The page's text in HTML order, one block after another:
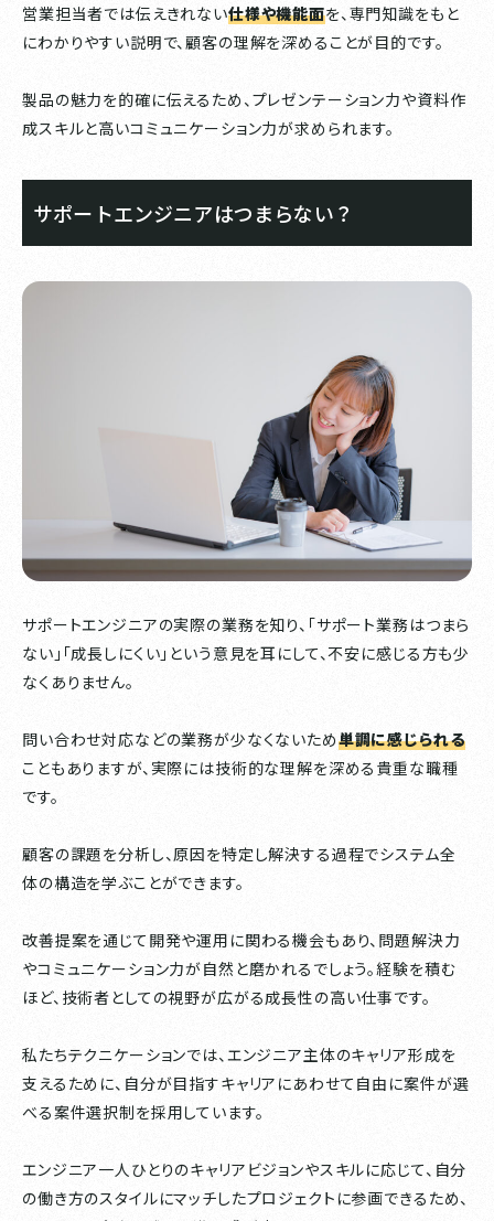
営業担当者では伝えきれない仕様や機能面を、専門知識をもと
にわかりやすい説明で、顧客の理解を深めることが目的です。
製品の魅力を的確に伝えるため、プレゼンテーション力や資料作
成スキルと高いコミュニケーション力が求められます。
サポートエンジニアはつまらない？
サポートエンジニアの実際の業務を知り、「サポート業務はつまら
ない」「成長しにくい」という意見を耳にして、不安に感じる方も少
なくありません。
問い合わせ対応などの業務が少なくないため単調に感じられる
こともありますが、実際には技術的な理解を深める貴重な職種
です。
顧客の課題を分析し、原因を特定し解決する過程でシステム全
体の構造を学ぶことができます。
改善提案を通じて開発や運用に関わる機会もあり、問題解決力
やコミュニケーション力が自然と磨かれるでしょう。経験を積む
ほど、技術者としての視野が広がる成長性の高い仕事です。
私たちテクニケーションでは、エンジニア主体のキャリア形成を
支えるために、自分が目指すキャリアにあわせて自由に案件が選
べる案件選択制を採用しています。
エンジニア一人ひとりのキャリアビジョンやスキルに応じて、自分
の働き方のスタイルにマッチしたプロジェクトに参画できるため、